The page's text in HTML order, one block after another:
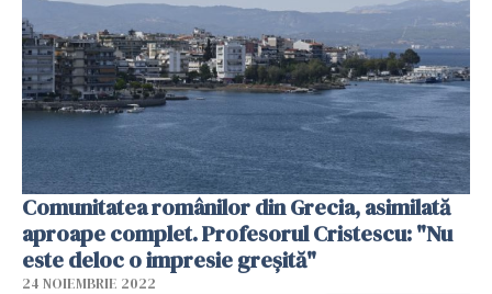
Comunitatea românilor din Grecia, asimilată
aproape complet. Profesorul Cristescu: "Nu
este deloc o impresie greșită"
24 NOIEMBRIE 2022